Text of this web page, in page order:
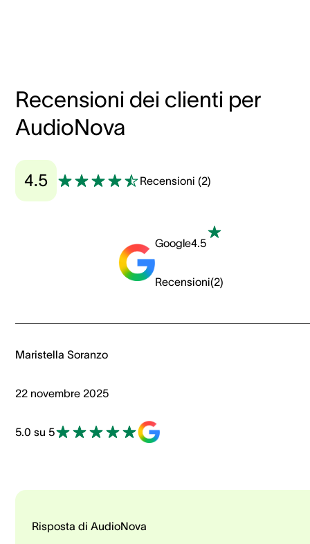
Recensioni dei clienti per
AudioNova
4.5 Recensioni (2)
Google4.5
Recensioni(2)
Maristella Soranzo
22 novembre 2025
5.0 su 5
Risposta di AudioNova